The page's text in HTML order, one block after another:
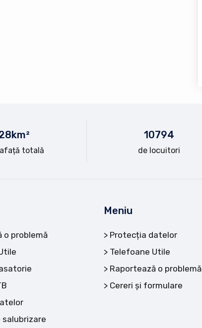
km²
totală
10794
de locuitori
o problemă
salubrizare
Meniu
Protecția datelor
Telefoane Utile
Raportează o problemă
Cereri și formulare